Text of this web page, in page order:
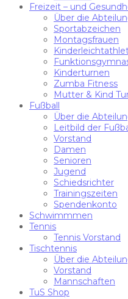
Freizeit – und
Über die
Sportabzeichen
Montagsfrauen
Kinderturnen
Zumba Fitness
Mutter & Kind
Fußball
Über die
Leitbild der
Vorstand
Damen
Senioren
Jugend
Schiedsrichter
Trainingszeiten
Spendenkonto
Schwimmmen
Tennis
Tennis Vorstand
Tischtennis
Über die
Vorstand
Mannschaften
TuS Shop